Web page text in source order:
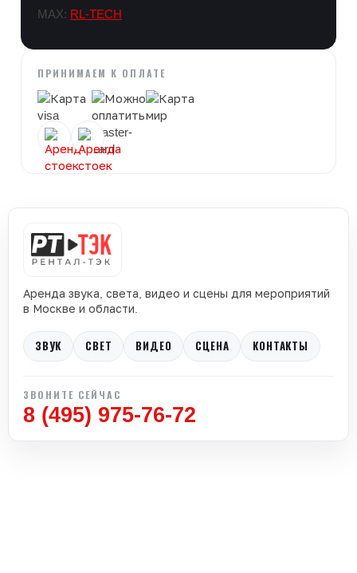
MAX: RL-TECH
ПРИНИМАЕМ К ОПЛАТЕ
Аренда звука, света, видео и сцены для мероприятий
в Москве и области.
ЗВУК СВЕТ ВИДЕО СЦЕНА КОНТАКТЫ
ЗВОНИТЕ СЕЙЧАС
8 (495) 975-76-72